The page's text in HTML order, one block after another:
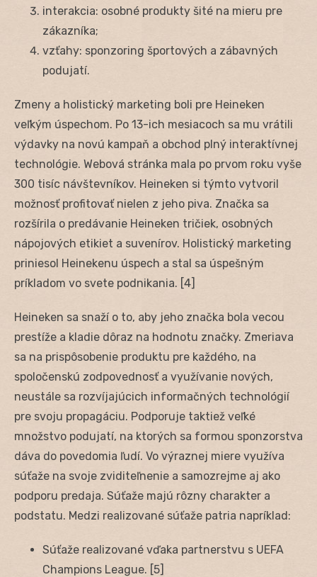
interakcia: osobné produkty šité na mieru pre
zákazníka;
vzťahy: sponzoring športových a zábavných
podujatí.
Zmeny a holistický marketing boli pre Heineken
veľkým úspechom. Po 13-ich mesiacoch sa mu vrátili
výdavky na novú kampaň a obchod plný interaktívnej
technológie. Webová stránka mala po prvom roku vyše
300 tisíc návštevníkov. Heineken si týmto vytvoril
možnosť profitovať nielen z jeho piva. Značka sa
rozšírila o predávanie Heineken tričiek, osobných
nápojových etikiet a suvenírov. Holistický marketing
priniesol Heinekenu úspech a stal sa úspešným
príkladom vo svete podnikania. [4]
Heineken sa snaží o to, aby jeho značka bola vecou
prestíže a kladie dôraz na hodnotu značky. Zmeriava
sa na prispôsobenie produktu pre každého, na
spoločenskú zodpovednosť a využívanie nových,
neustále sa rozvíjajúcich informačných technológií
pre svoju propagáciu. Podporuje taktiež veľké
množstvo podujatí, na ktorých sa formou sponzorstva
dáva do povedomia ľudí. Vo výraznej miere využíva
súťaže na svoje zviditeľnenie a samozrejme aj ako
podporu predaja. Súťaže majú rôzny charakter a
podstatu. Medzi realizované súťaže patria napríklad:
Súťaže realizované vďaka partnerstvu s UEFA
Champions League. [5]